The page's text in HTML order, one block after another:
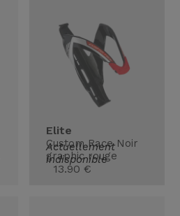
Elite
Custom Race Noir
graphic rouge
13.90 €
Actuellement
indisponible